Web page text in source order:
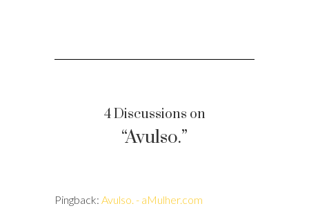
4 Discussions on
“Avulso.”
Pingback: Avulso. - aMulher.com